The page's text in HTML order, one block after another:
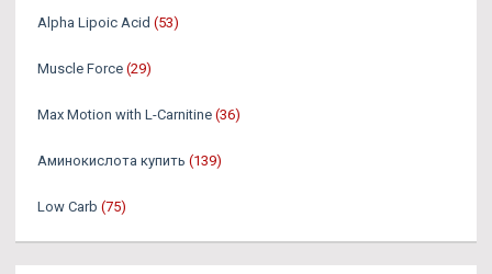
Alpha Lipoic Acid (53)
Muscle Force (29)
Max Motion with L-Carnitine (36)
Аминокислота купить (139)
Low Carb (75)